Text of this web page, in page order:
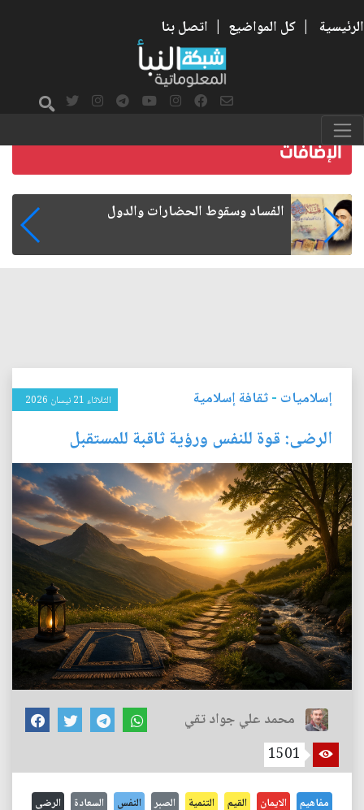
الرئيسية | كل المواضيع | اتصل بنا
رواتب الموظفين على صفيح ساخن
إسلاميات -ثقافة إسلامية الثلاثاء 21 نيسان 2026
الرضى: قوة للنفس ورؤية ثاقبة للمستقبل
محمد علي جواد تقي
1501
مفاهيم الايمان القيم التنمية الصبر النفس السعادة الرضى